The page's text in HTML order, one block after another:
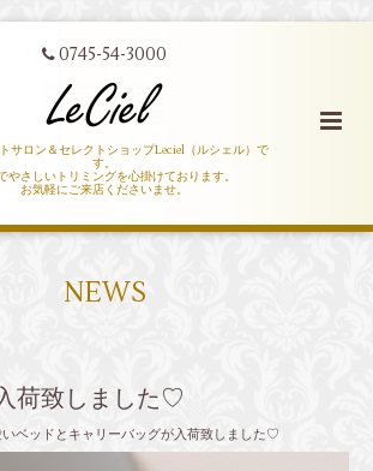
0745-54-3000
サロン＆セレクトショップLeciel（ルシェル）で
す。
やさしいトリミングを心掛けております。
お気軽にご来店くださいませ。
NEWS
荷致しました♡
ベッドとキャリーバッグが入荷致しました♡